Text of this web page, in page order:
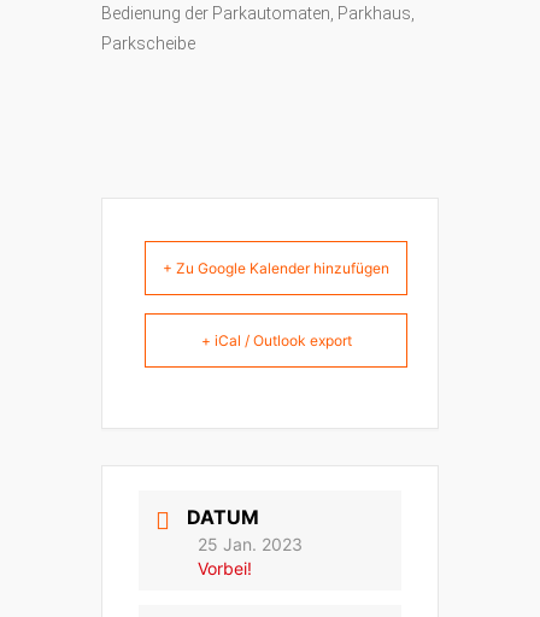
Bedienung der Parkautomaten, Parkhaus,
Parkscheibe
+ Zu Google Kalender hinzufügen
+ iCal / Outlook export
DATUM
25 Jan. 2023
Vorbei!